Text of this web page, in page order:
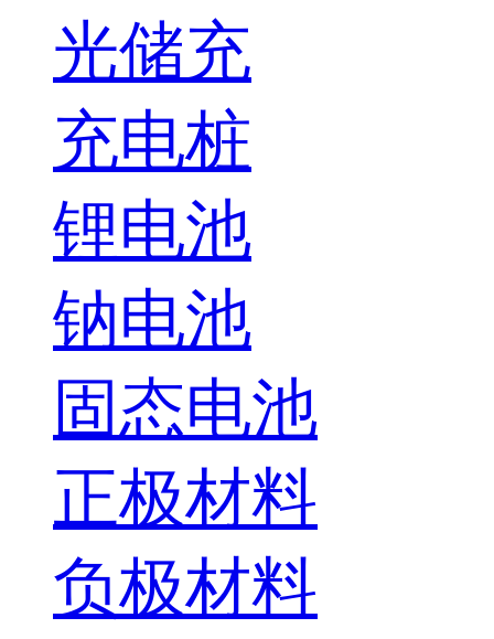
光储充
充电桩
锂电池
钠电池
固态电池
正极材料
负极材料